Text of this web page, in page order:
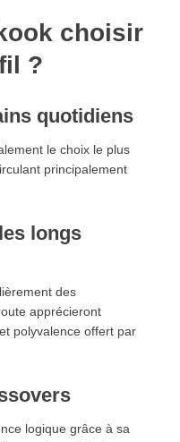
choisir
?
quotidiens
le choix le plus
principalement
longs
des
apprécieront
polyvalence offert par
logique grâce à sa